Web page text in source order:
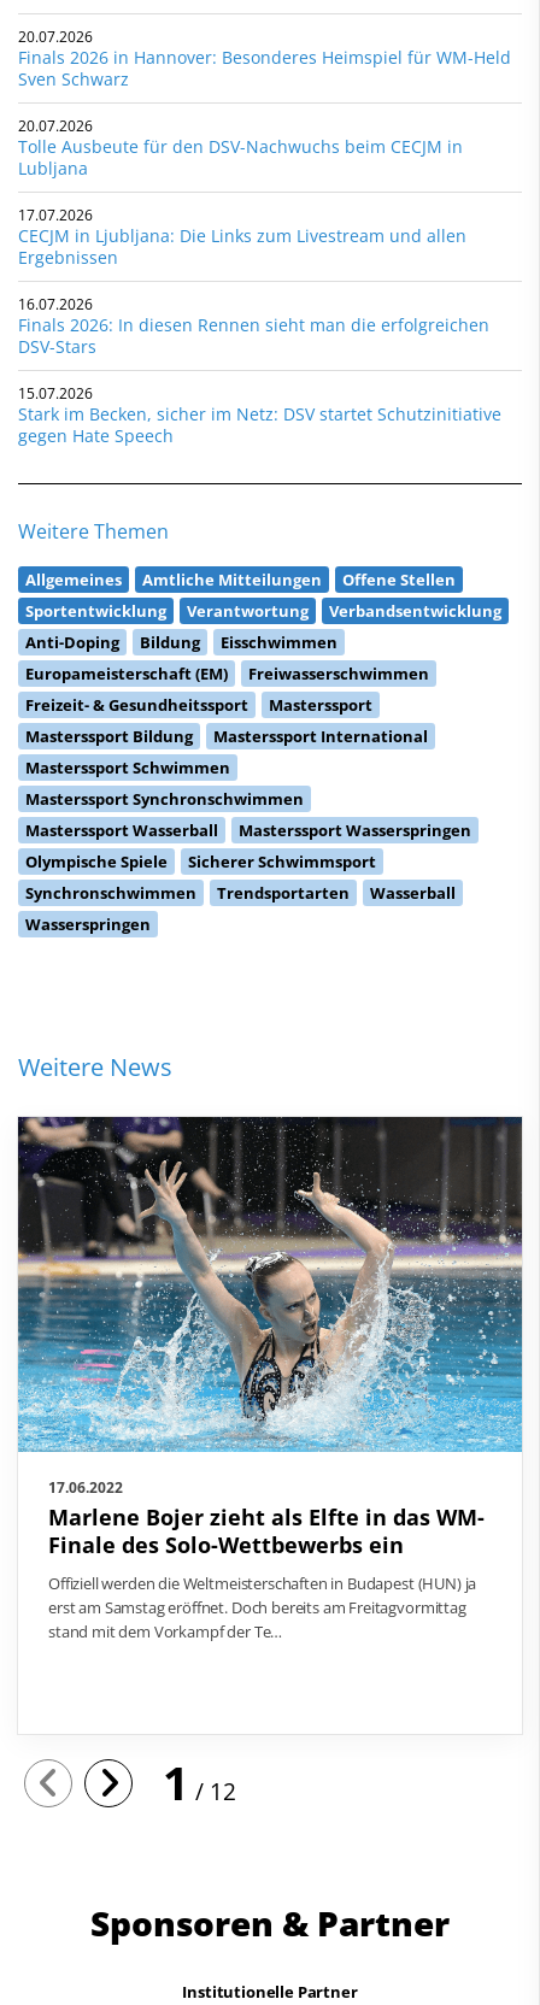
20.07.2026
Finals 2026 in Hannover: Besonderes Heimspiel für WM-Held
Sven Schwarz
20.07.2026
Tolle Ausbeute für den DSV-Nachwuchs beim CECJM in
Lubljana
17.07.2026
CECJM in Ljubljana: Die Links zum Livestream und allen
Ergebnissen
16.07.2026
Finals 2026: In diesen Rennen sieht man die erfolgreichen
DSV-Stars
15.07.2026
Stark im Becken, sicher im Netz: DSV startet Schutzinitiative
gegen Hate Speech
Weitere Themen
Allgemeines Amtliche Mitteilungen
Offene Stellen
Sportentwicklung
Verantwortung
Verbandsentwicklung
Anti-Doping
Bildung
Eisschwimmen
Europameisterschaft (EM)
Freiwasserschwimmen
Freizeit- & Gesundheitssport
Masterssport
Masterssport Bildung
Masterssport International
Masterssport Schwimmen
Masterssport Synchronschwimmen
Masterssport Wasserball
Masterssport Wasserspringen
Olympische Spiele
Sicherer Schwimmsport
Synchronschwimmen
Trendsportarten
Wasserball
Wasserspringen
Weitere News
17.06.2022
Marlene Bojer zieht als Elfte in das WM-
Finale des Solo-Wettbewerbs ein
Offiziell werden die Weltmeisterschaften in Budapest (HUN) ja
erst am Samstag eröffnet. Doch bereits am Freitagvormittag
stand mit dem Vorkampf der Te…
1 12
Sponsoren & Partner
Institutionelle Partner